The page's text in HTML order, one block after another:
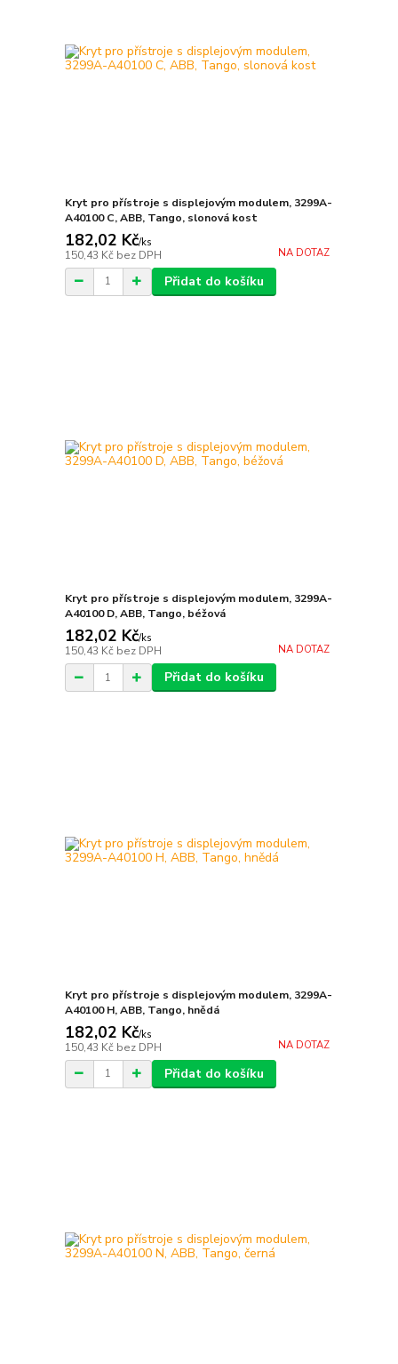
Kryt pro přístroje s displejovým modulem, 3299A-
A40100 C, ABB, Tango, slonová kost
182,02 Kč/ks
150,43 Kč bez DPH NA DOTAZ
Přidat do košíku
Kryt pro přístroje s displejovým modulem, 3299A-
A40100 D, ABB, Tango, béžová
182,02 Kč/ks
150,43 Kč bez DPH NA DOTAZ
Přidat do košíku
Kryt pro přístroje s displejovým modulem, 3299A-
A40100 H, ABB, Tango, hnědá
182,02 Kč/ks
150,43 Kč bez DPH NA DOTAZ
Přidat do košíku